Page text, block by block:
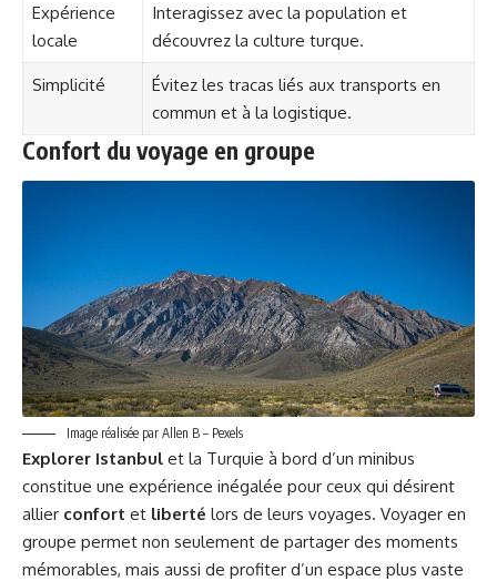
Expérience
locale
Interagissez avec la population et
découvrez la culture turque.
Simplicité
Évitez les tracas liés aux transports en
commun et à la logistique.
Confort du voyage en groupe
Image réalisée par Allen B – Pexels
Explorer Istanbul et la Turquie à bord d’un minibus
constitue une expérience inégalée pour ceux qui désirent
allier confort et liberté lors de leurs voyages. Voyager en
groupe permet non seulement de partager des moments
mémorables, mais aussi de profiter d’un espace plus vaste